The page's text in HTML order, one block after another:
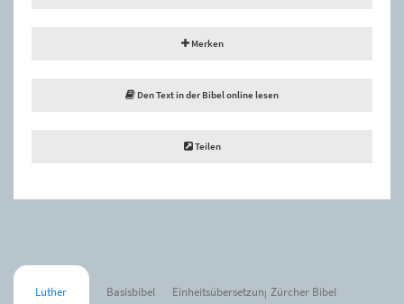
Merken
Den Text in der Bibel online lesen
Teilen
Luther Basisbibel Einheitsübersetzung Zürcher Bibel